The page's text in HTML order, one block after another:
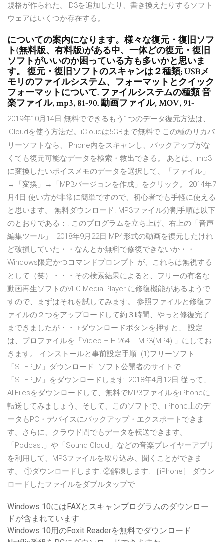
規格が作られた。ID3を追加したり、書き換えたりするソフト
ウェアはいくつか存在する。
についての案内になります。様々な復元・復旧ソフ
ト(無料版、有料版)がある中、一体どの復元・復旧
ソフトがいいのか困っている方も多いかと思いま
す。 復元・復旧ソフトのスキャンは２種類; USBメ
モリのファイルシステム、フォーマットとクイック
フォーマットについて. ファイルシステムの種類 音
楽ファイル, mp3, 81-90. 動画ファイル, MOV, 91-
2019年10月14日 無料でできるもう1つのデータ復元方法は、
iCloudを使う方法だ。iCloudは5GBまで無料で この種のリカバ
リーソフトなら、iPhone内をスキャンし、バックアップがな
くても復元可能なデータを検索・救出できる。 あとは、mp3
に変換したいボイスメモのデータを選択して、「ファイル」
→「変換」→「MP3バージョンを作成」をクリック。 2014年7
月4日 使い方が非常に簡単ですので、初心者でも手軽に使える
と思います。 無料ダウンロード. MP3ファイル分割手順は以下
のとおりである：. このプログラムを立ち上げ、右上の「音声
編集ツール」 2018年9月22日 MP4形式の動画を復元したけれ
ど破損していた・・なんとか無料で修復できないか・・
Windows限定かつコマンドプロンプト が、これらは無視する
として（笑）・・・その検索結果によると、フリーの有名な
動画再生ソフトのVLC Media Player に修復機能があるようで
すので、まずはそれを試してみます。 参照ファイルと修復フ
ァイルの２つをアップロードして約３時間、やっと修復完了
まできましたが・・ ↑ダウンロードボタンを押すと、 設定
は、プロファイルを「Video – H.264 + MP3(MP4) 」にしてお
きます。 インストールと事前設定手順. (1)フリーソフト
「STEP_M」ダウンロード. ソフト公開者のサイトで
「STEP_M」をダウンロードします 2018年4月12日 従って、
AllFilesをダウンロードして、無料でMP3ファイルをiPhoneに
転送してみましょう。そして、このソフトで、iPhone上のデ
ータもPC・デバイスにバックアップ・エクスポートできま
す。さらに、クラウド間でもデータを転送できます。
「Podcast」や「Sound Cloud」などの音楽プレイヤーアプリ
を利用して、MP3ファイルを取り込み、聞くことができま
す。 ①ダウンロードします. ②解凍します. ［iPhone］ ダウン
ロードしたファイルをダブルタップで
Windows 10にはFAXとスキャンプログラムのダウンロー
ドが含まれています
Windows 10用のFoxit Readerを無料でダウンロード